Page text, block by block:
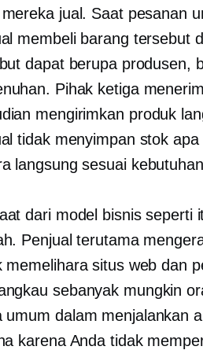
jual. Saat pesanan
membeli barang tersebut
dapat berupa produsen,
Pihak ketiga
mengirimkan produk
tidak menyimpan stok
langsungsesuai kebutuhan
dari model bisnis seperti
Penjual terutama
memelihara situs web dan
sebanyak mungkin
umum dalam menjalankan a
karena Anda tidak